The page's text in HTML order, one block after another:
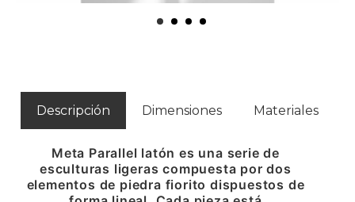
Descripción Dimensiones Materiales
Meta Parallel latón es una serie de
esculturas ligeras compuesta por dos
elementos de piedra fiorito dispuestos de